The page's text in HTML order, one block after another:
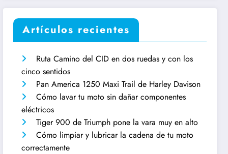
Artículos recientes
Ruta Camino del CID en dos ruedas y con los
cinco sentidos
Pan America 1250 Maxi Trail de Harley Davison
Cómo lavar tu moto sin dañar componentes
eléctricos
Tiger 900 de Triumph pone la vara muy en alto
Cómo limpiar y lubricar la cadena de tu moto
correctamente